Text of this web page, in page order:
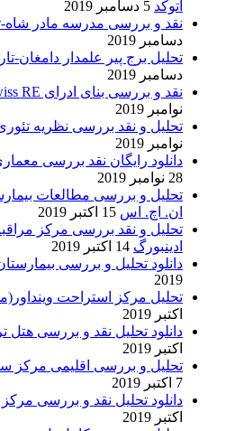
اتوکد 5 دسامبر 2019
نقد و بررسی مدرسه مادر شاه-
دسامبر 2019
تحلیل برج پیر علمدار دامغان-
دسامبر 2019
نقد و بررسی بنای ادرای swiss RE لندن-نورمن فاستر
نوامبر 2019
تحلیل و نقد بررسی نظریه
نوامبر 2019
دانلود رایگان نقد بررسی
28 نوامبر 2019
تحلیل و بررسی مطالعات
ان. اچ. اس 15 اکتبر 2019
تحلیل و نقد بررسی مرکز
ادینبورگ 14 اکتبر 2019
دانلود تحلیل و بررسی
2019
تحلیل مرکز استراحت
اکتبر 2019
دانلود تحلیل نقد و بررسی هتل
اکتبر 2019
تحلیل و بررسی اقلیمی مرکز
7 اکتبر 2019
دانلود تحلیل نقد و بررسی
اکتبر 2019